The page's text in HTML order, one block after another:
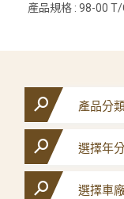
產品規格 : 98-00 T/